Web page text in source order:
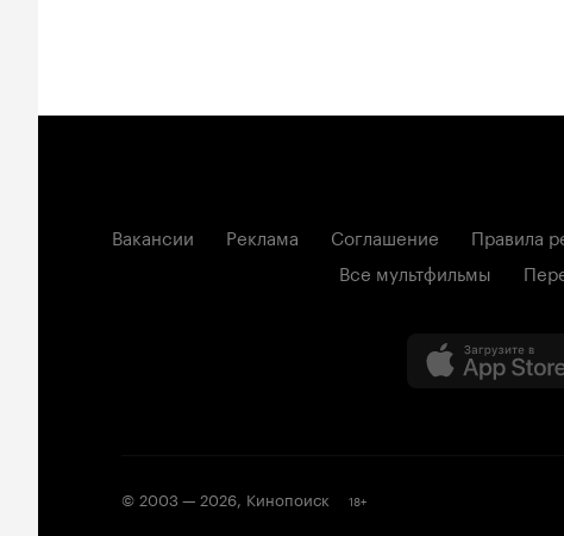
Вакансии Реклама Соглашение Правила
Все мультфильмы
© 2003 —2026, Кинопоиск 18+